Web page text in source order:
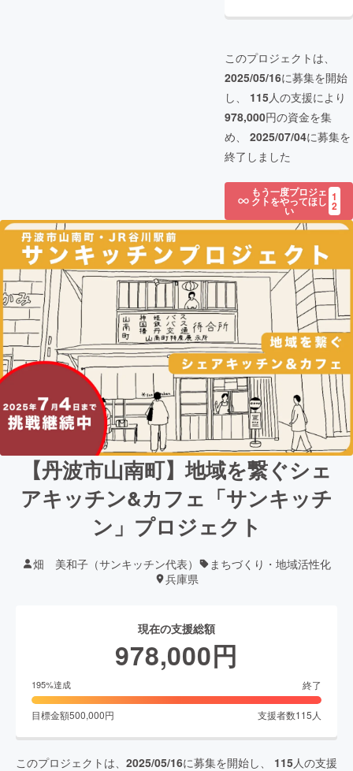
このプロジェクトは、
2025/05/16に募集を開始
し、 115人の支援により
978,000円の資金を集
め、 2025/07/04に募集を
終了しました
もう一度プロジェ
クトをやってほし
い
1
2
【丹波市山南町】地域を繋ぐシェ
アキッチン&カフェ「サンキッチ
ン」プロジェクト
畑 美和子（サンキッチン代表）
まちづくり・地域活性化
兵庫県
現在の支援総額
978,000円
195%達成 終了
目標金額500,000円 支援者数115 人
このプロジェクトは、 2025/05/16に募集を開始し、 115人の支援